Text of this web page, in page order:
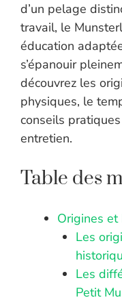
d’un pelage
travail, le
éducation
s’épanouir
découvrez les
physiques, le
conseils
entretien.
Table des
Origines et
Les
Les
Petit